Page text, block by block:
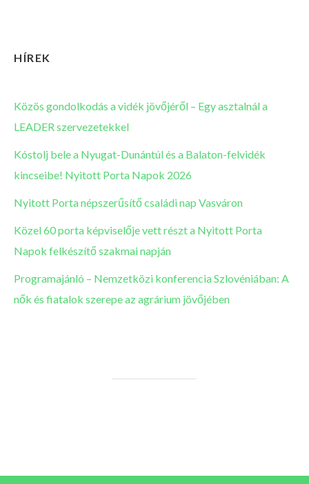
HÍREK
Közös gondolkodás a vidék jövőjéről – Egy asztalnál a
LEADER szervezetekkel
Kóstolj bele a Nyugat-Dunántúl és a Balaton-felvidék
kincseibe! Nyitott Porta Napok 2026
Nyitott Porta népszerűsítő családi nap Vasváron
Közel 60 porta képviselője vett részt a Nyitott Porta
Napok felkészítő szakmai napján
Programajánló – Nemzetközi konferencia Szlovéniában: A
nők és fiatalok szerepe az agrárium jövőjében